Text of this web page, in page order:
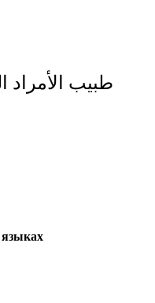
طبيب الأمراد